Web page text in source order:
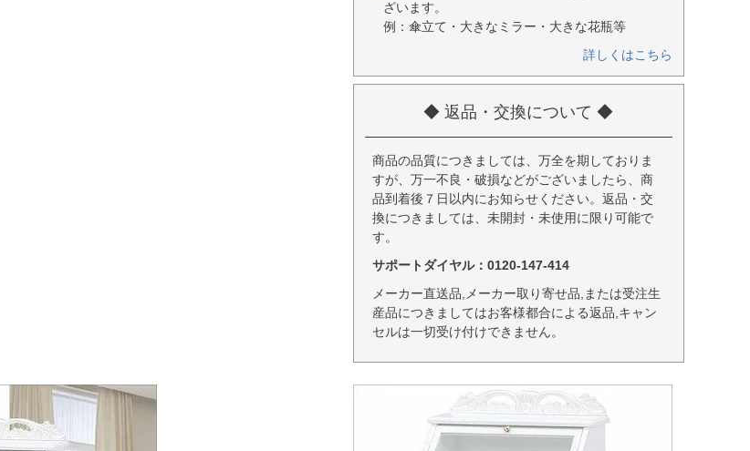
ざいます。
例：傘立て・大きなミラー・大きな花瓶等
詳しくはこちら
◆ 返品・交換について ◆
商品の品質につきましては、万全を期しておりま
すが、万一不良・破損などがございましたら、商
品到着後７日以内にお知らせください。返品・交
換につきましては、未開封・未使用に限り可能で
す。
サポートダイヤル：0120-147-414
メーカー直送品,メーカー取り寄せ品,または受注生
産品につきましてはお客様都合による返品,キャン
セルは一切受け付けできません。